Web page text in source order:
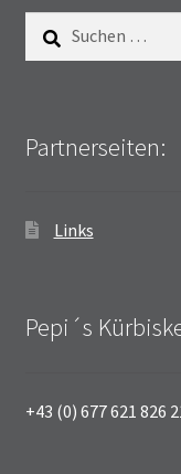
nach:
Partnerseiten:
Links
Pepi´s
+43 (0) 677 621 826